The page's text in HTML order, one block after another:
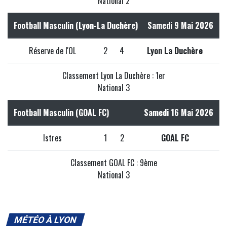
Football Masculin (Lyon-La Duchère) Samedi 9 Mai 2026
Réserve de l'OL 2 4 Lyon La Duchère
Classement Lyon La Duchère : 1er
National 3
Football Masculin (GOAL FC) Samedi 16 Mai 2026
Istres 1 2 GOAL FC
Classement GOAL FC : 9ème
National 3
MÉTÉO À LYON